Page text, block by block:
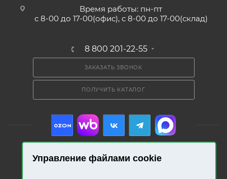
Управление файлами cookie
Время работы: пн-пт
с 8-00 до 17-00(офис), с 8-00 до 17-00(склад)
8 800 201-22-55
ЗАКАЗАТЬ ЗВОНОК
ПОЛУЧИТЬ КАТАЛОГ